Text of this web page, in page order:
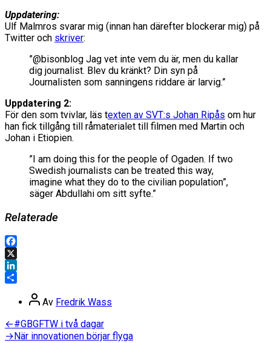
Uppdatering:
Ulf Malmros svarar mig (innan han därefter blockerar mig) på
Twitter och skriver:
”@bisonblog Jag vet inte vem du är, men du kallar
dig journalist. Blev du kränkt? Din syn på
Journalisten som sanningens riddare är larvig.”
Uppdatering 2:
För den som tvivlar, läs texten av SVT:s Johan Ripås om hur
han fick tillgång till råmaterialet till filmen med Martin och
Johan i Etiopien.
”I am doing this for the people of Ogaden. If two
Swedish journalists can be treated this way,
imagine what they do to the civilian population”,
säger Abdullahi om sitt syfte.”
Relaterade
Facebook
X
LinkedIn
Inläggsförfattare
Av Fredrik Wass
Inläggsnavigering
←Föregående
inlägg:
#GBGFTW i två dagar
→Nästa
När innovationen börjar flyga